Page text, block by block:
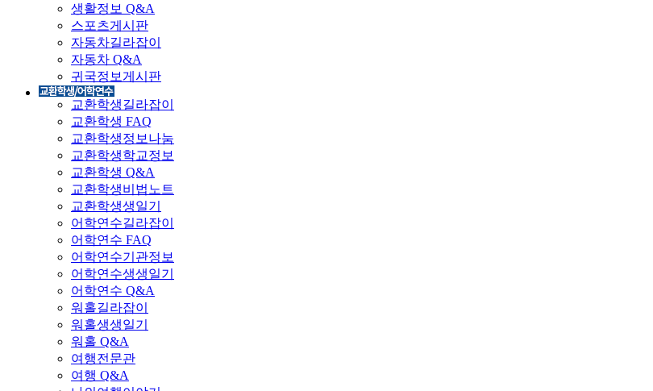
생활정보 Q&A
스포츠게시판
자동차길라잡이
자동차 Q&A
귀국정보게시판
교환학생길라잡이
교환학생 FAQ
교환학생정보나눔
교환학생학교정보
교환학생 Q&A
교환학생비법노트
교환학생생일기
어학연수길라잡이
어학연수 FAQ
어학연수기관정보
어학연수생생일기
어학연수 Q&A
워홀길라잡이
워홀생생일기
워홀 Q&A
여행전문관
여행 Q&A